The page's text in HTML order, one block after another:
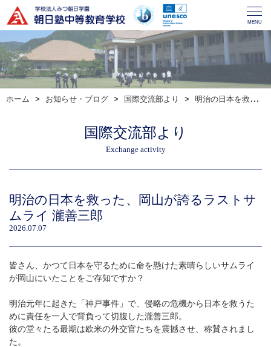
MENU
ホーム お知らせ・ブログ 国際交流部より 明治の日本を救った、岡山が誇るラストサムライ_瀧善三郎
国際交流部より
Exchange activity
明治の日本を救った、岡山が誇るラストサ
ムライ 瀧善三郎
2026.07.07
皆さん、かつて日本を守るために命を懸けた素晴らしいサムライ
が岡山にいたことをご存知ですか？
明治元年に起きた「神戸事件」で、侵略の危機から日本を救うた
めに責任を一人で背負って切腹した瀧善三郎。
彼の堂々たる最期は欧米の外交官たちを震撼させ、称賛されまし
た。